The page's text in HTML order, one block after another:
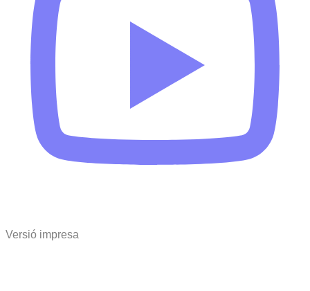
Versió impresa